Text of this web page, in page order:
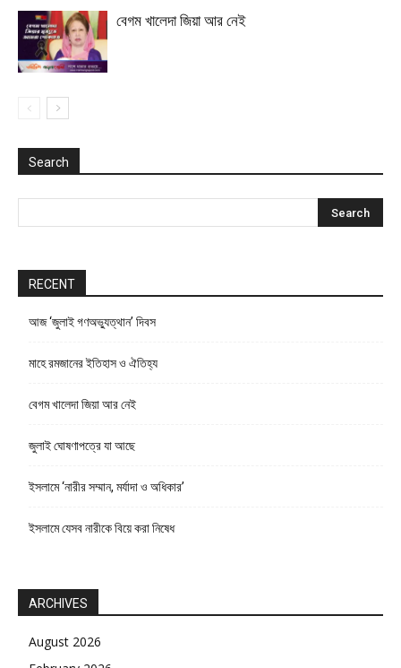
বেগম খালেদা জিয়া আর নেই
Search
RECENT
আজ ‘জুলাই গণঅভ্যুত্থান’ দিবস
মাহে রমজানের ইতিহাস ও ঐতিহ্য
বেগম খালেদা জিয়া আর নেই
জুলাই ঘোষণাপত্রে যা আছে
ইসলামে ‘নারীর সম্মান, মর্যাদা ও অধিকার’
ইসলামে যেসব নারীকে বিয়ে করা নিষেধ
ARCHIVES
August 2026